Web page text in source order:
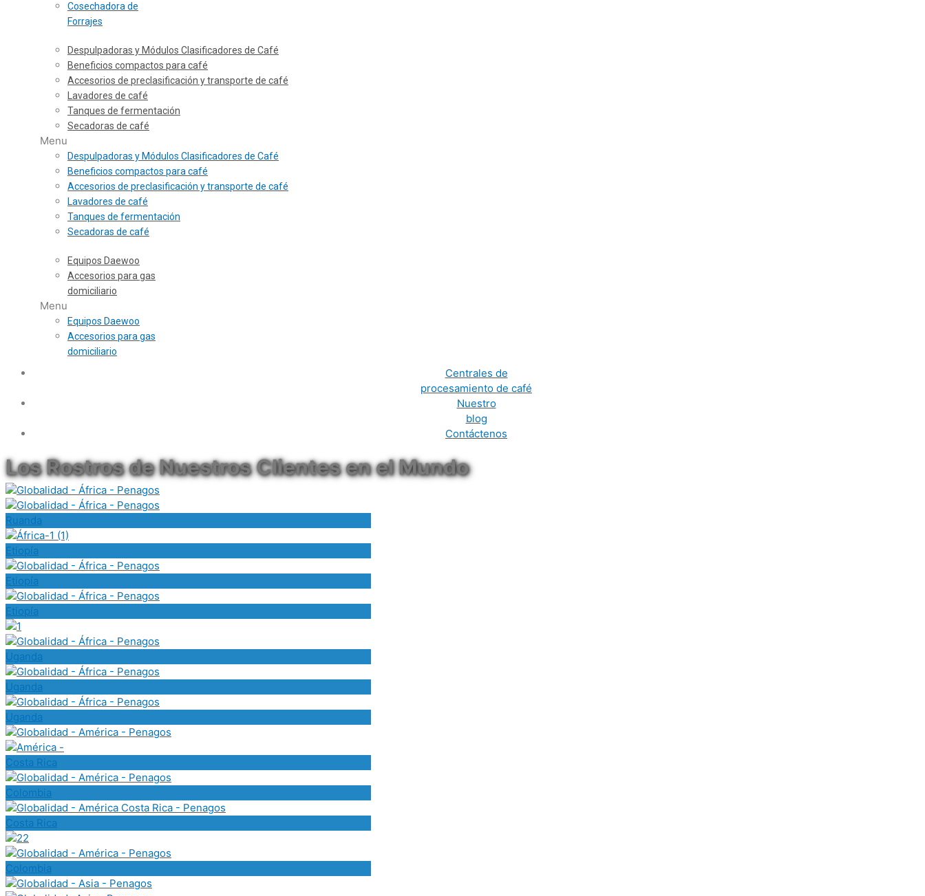
Cosechadora de
Forrajes
Despulpadoras y Módulos Clasificadores de Café
Beneficios compactos para café
Accesorios de preclasificación y transporte de café
Lavadores de café
Tanques de fermentación
Secadoras de café
Menu
Despulpadoras y Módulos Clasificadores de Café
Beneficios compactos para café
Accesorios de preclasificación y transporte de café
Lavadores de café
Tanques de fermentación
Secadoras de café
Equipos Daewoo
Accesorios para gas
domiciliario
Menu
Equipos Daewoo
Accesorios para gas
domiciliario
Centrales de
procesamiento de café
Nuestro
blog
Contáctenos
Los Rostros de Nuestros Clientes en el Mundo
Ruanda
Etiopía
Etiopía
Etiopía
Uganda
Uganda
Uganda
Costa Rica
Colombia
Costa Rica
Colombia